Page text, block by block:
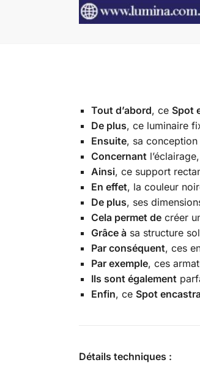
Tout d’abord, ce Spot
De plus, ce luminaire
Ensuite, sa
Concernant
Ainsi, ce support
En effet, la couleur
De plus, ses
Cela permet decréer
Grâce àsa structure
Par conséquent, ces
Par exemple, ces
Ils sont également
Enfin, ce Spot
Détails techniques :